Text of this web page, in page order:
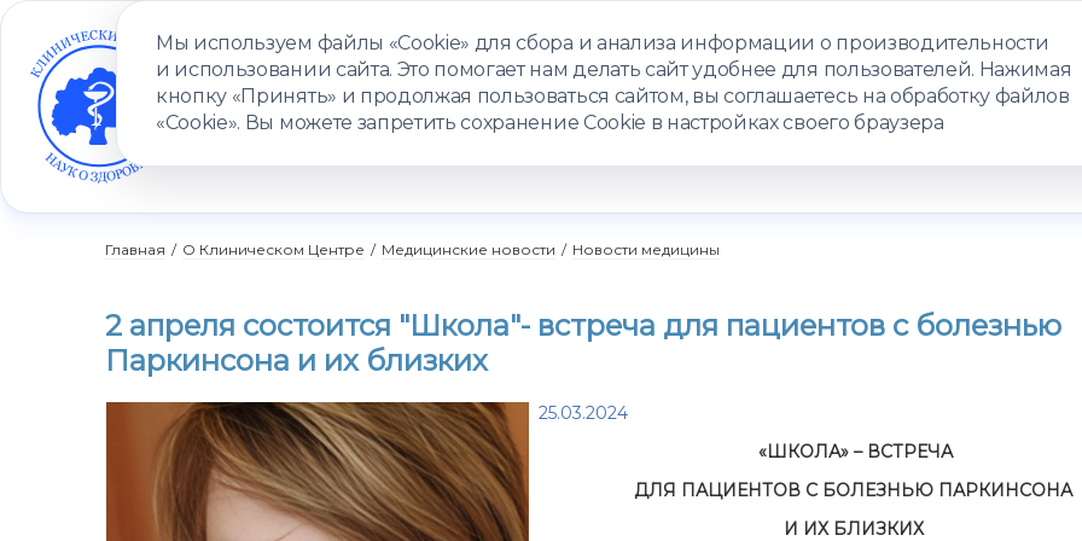
Мы используем файлы «Cookie» для сбора и анализа информации о производительности
и использовании сайта. Это помогает нам делать сайт удобнее для пользователей. Нажимая
кнопку «Принять» и продолжая пользоваться сайтом, вы соглашаетесь на обработку файлов
«Cookie». Вы можете запретить сохранение Cookie в настройках своего браузера
ЗАПИСАТЬСЯ
Главная / О Клиническом Центре / Медицинские новости / Новости медицины
2 апреля состоится "Школа"- встреча для пациентов с болезнью
Паркинсона и их близких
25.03.2024
«ШКОЛА» – ВСТРЕЧА
ДЛЯ ПАЦИЕНТОВ С БОЛЕЗНЬЮ ПАРКИНСОНА
И ИХ БЛИЗКИХ